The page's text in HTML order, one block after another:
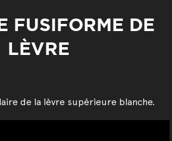
FUSIFORME DE
LÈVRE
de la lèvre supérieure blanche.